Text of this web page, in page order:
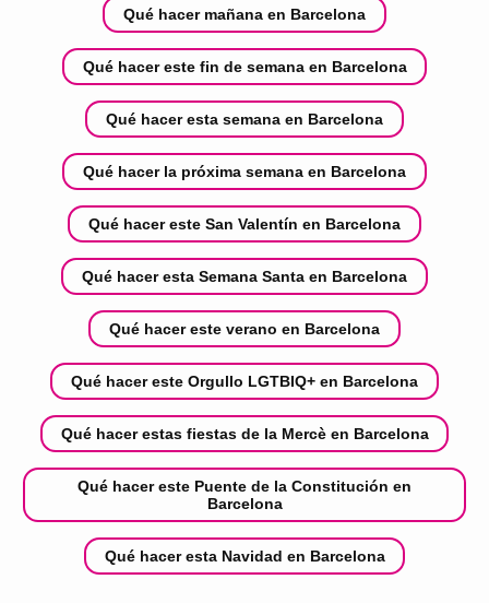
Qué hacer mañana en Barcelona
Qué hacer este fin de semana en Barcelona
Qué hacer esta semana en Barcelona
Qué hacer la próxima semana en Barcelona
Qué hacer este San Valentín en Barcelona
Qué hacer esta Semana Santa en Barcelona
Qué hacer este verano en Barcelona
Qué hacer este Orgullo LGTBIQ+ en Barcelona
Qué hacer estas fiestas de la Mercè en Barcelona
Qué hacer este Puente de la Constitución en
Barcelona
Qué hacer esta Navidad en Barcelona